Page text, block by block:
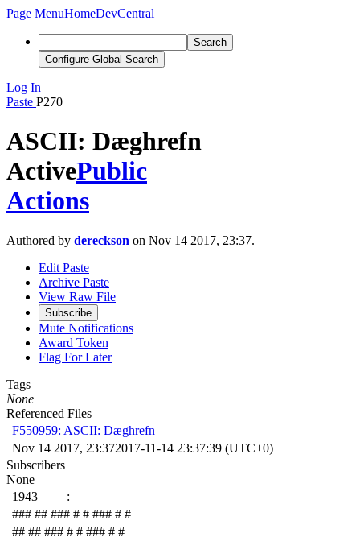
Page MenuHomeDevCentral
Search
Configure Global Search
Log In
Paste P270
ASCII: Dæghrefn
ActivePublic
Actions
Authored by dereckson on Nov 14 2017, 23:37.
Edit Paste
Archive Paste
View Raw File
Subscribe
Mute Notifications
Award Token
Flag For Later
Tags
None
Referenced Files
F550959: ASCII: Dæghrefn
Nov 14 2017, 23:372017-11-14 23:37:39 (UTC+0)
Subscribers
None
1943____ :
### ## ### # # ### # #
## ## ### # # ### # #